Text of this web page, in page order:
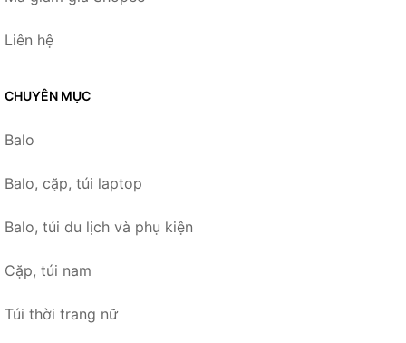
Liên hệ
CHUYÊN MỤC
Balo
Balo, cặp, túi laptop
Balo, túi du lịch và phụ kiện
Cặp, túi nam
Túi thời trang nữ